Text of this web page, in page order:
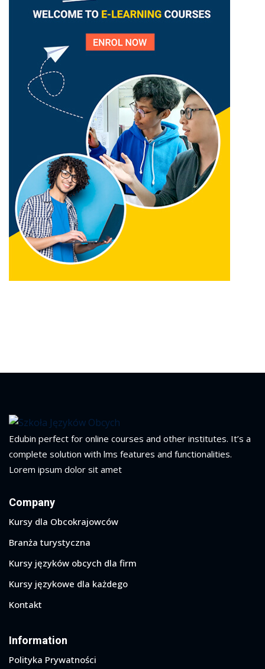
Edubin perfect for online courses and other institutes. It’s a
complete solution with lms features and functionalities.
Lorem ipsum dolor sit amet
Company
Kursy dla Obcokrajowców
Branża turystyczna
Kursy języków obcych dla firm
Kursy językowe dla każdego
Kontakt
Information
Polityka Prywatności